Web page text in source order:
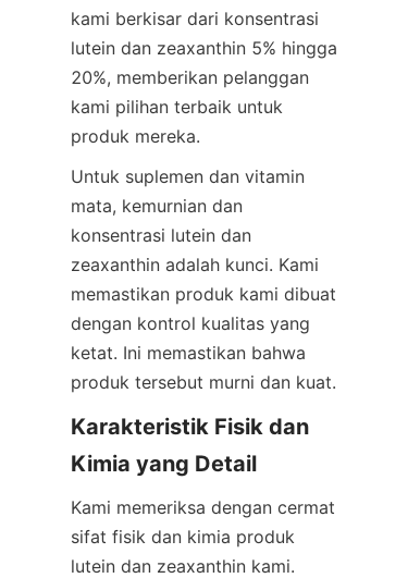
kami berkisar dari konsentrasi
lutein dan zeaxanthin 5% hingga
20%, memberikan pelanggan
kami pilihan terbaik untuk
produk mereka.
Untuk suplemen dan vitamin
mata, kemurnian dan
konsentrasi lutein dan
zeaxanthin adalah kunci. Kami
memastikan produk kami dibuat
dengan kontrol kualitas yang
ketat. Ini memastikan bahwa
produk tersebut murni dan kuat.
Karakteristik Fisik dan
Kimia yang Detail
Kami memeriksa dengan cermat
sifat fisik dan kimia produk
lutein dan zeaxanthin kami.